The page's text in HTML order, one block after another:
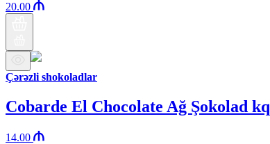
20.00
Çərəzli shokoladlar
Cobarde El Chocolate Ağ Şokolad kq
14.00